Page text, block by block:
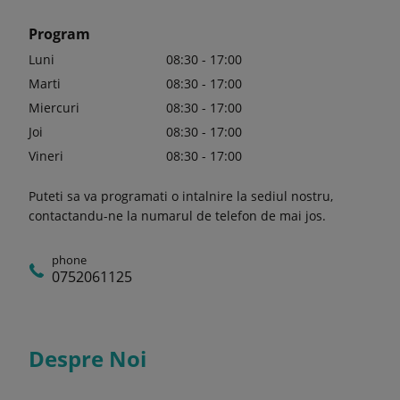
Program
Luni
08:30 - 17:00
Marti
08:30 - 17:00
Miercuri
08:30 - 17:00
Joi
08:30 - 17:00
Vineri
08:30 - 17:00
Puteti sa va programati o intalnire la sediul nostru,
contactandu-ne la numarul de telefon de mai jos.
phone
0752061125
Despre Noi